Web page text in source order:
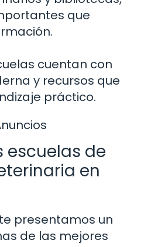
que
cuentan con
y recursos que
práctico.
escuelas de
en
presentamos un
de las mejores